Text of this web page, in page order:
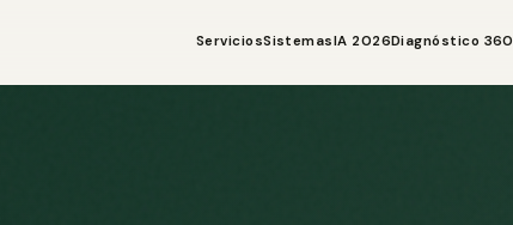
ServiciosSistemasIA 2026Diagnóstico 360